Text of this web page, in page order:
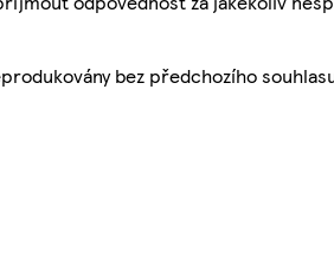
bez předchozího